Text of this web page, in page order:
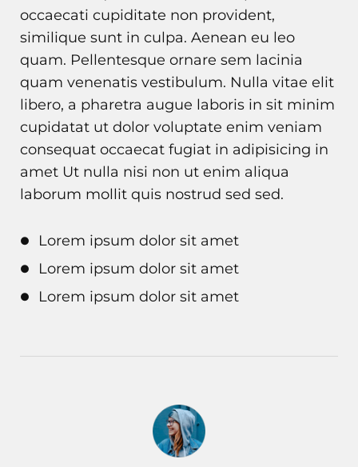
occaecati cupiditate non provident,
similique sunt in culpa. Aenean eu leo
quam. Pellentesque ornare sem lacinia
quam venenatis vestibulum. Nulla vitae elit
libero, a pharetra augue laboris in sit minim
cupidatat ut dolor voluptate enim veniam
consequat occaecat fugiat in adipisicing in
amet Ut nulla nisi non ut enim aliqua
laborum mollit quis nostrud sed sed.
Lorem ipsum dolor sit amet
Lorem ipsum dolor sit amet
Lorem ipsum dolor sit amet